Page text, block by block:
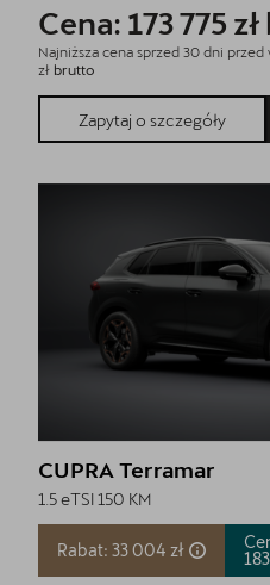
Cena: 173 775 zł
Najniższa cena sprzed 30 dni
zł brutto
Zapytaj o szczegóły
CUPRA Terramar
1.5 eTSI 150 KM
Rabat: 33 004 zł